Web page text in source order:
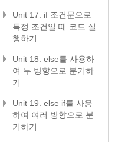
Unit 17. if 조건문으로
특정 조건일 때 코드 실
행하기
Unit 18. else를 사용하
여 두 방향으로 분기하
기
Unit 19. else if를 사용
하여 여러 방향으로 분
기하기